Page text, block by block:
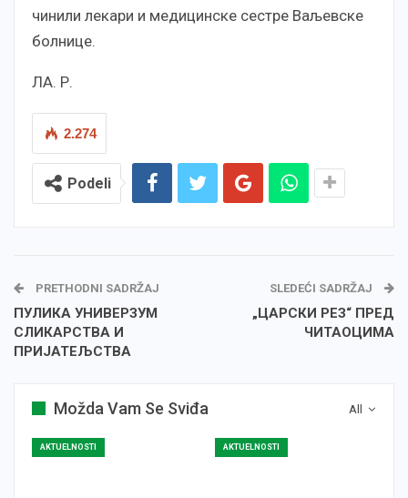
чинили лекари и медицинске сестре Ваљевске
болнице.
ЛА. Р.
2.274
Podeli
PRETHODNI SADRŽAJ
ПУЛИКА УНИВЕРЗУМ
СЛИКАРСТВА И
ПРИЈАТЕЉСТВА
SLEDEĆI SADRŽAJ
„ЦАРСКИ РЕЗ“ ПРЕД
ЧИТАОЦИМА
All
Možda Vam Se Sviđa
AKTUELNOSTI AKTUELNOSTI